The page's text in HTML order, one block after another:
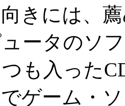
きには、
ータのソ
も入った
ゲーム・